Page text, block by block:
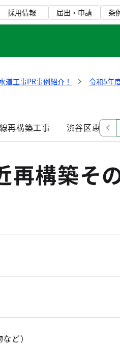
採用情報 届出・申請 条
道工事PR事例紹介！
令和5年
再構築工事 渋谷区恵比寿
再構築そ
ど）